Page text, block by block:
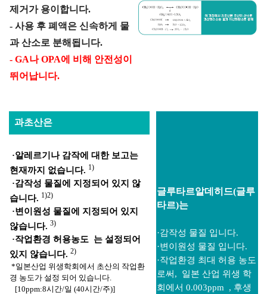
제거가 용이합니다.
- 사용 후 폐액은 신속하게 물
과 산소로 분해됩니다.
- GA나 OPA에 비해 안전성이
뛰어납니다.
과초산은
글루타르알데히드(글루
타르)는
·감작성 물질 입니다.
·변이원성 물질 입니다.
·작업환경 최대 허용 농도
로써, 일본 산업 위생 학
회에서 0.003ppm , 후생
·알레르기나 감작에 대한 보고는
현재까지 없습니다. 1)
·감작성 물질에 지정되어 있지 않
습니다. 1)2)
·변이원성 물질에 지정되어 있지
않습니다. 3)
·작업환경 허용농도 는 설정되어
있지 않습니다. 2)
*일본산업 위생학회에서 초산의 작업환
경 농도가 설정 되어 있습니다.
[10ppm:8시간/일 (40시간/주)]